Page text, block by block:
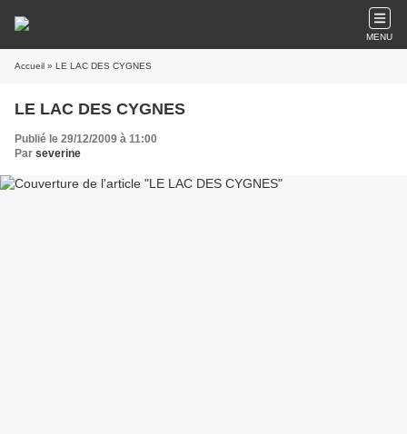
MENU
Accueil » LE LAC DES CYGNES
LE LAC DES CYGNES
Publié le 29/12/2009 à 11:00
Par severine